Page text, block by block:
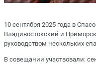
10 сентября 2025 года в
Владивостокский и
руководством нескольких
В совещании участвовали: